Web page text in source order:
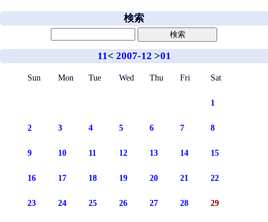
検索
11< 2007-12 >01
Sun Mon Tue Wed Thu Fri Sat
1
2 3 4 5 6 7 8
9 10 11 12 13 14 15
16 17 18 19 20 21 22
23 24 25 26 27 28 29